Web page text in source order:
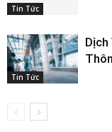
Tin Tức
Tin Tức
Dịch